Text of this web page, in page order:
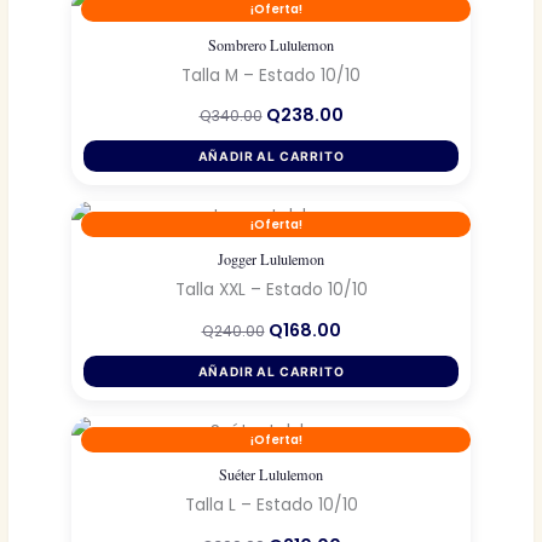
¡Oferta!
Sombrero Lululemon
Talla M – Estado 10/10
Q340.00 El
original
era:
Q238.00El
actual
es:
AÑADIR AL CARRITO
¡Oferta!
Jogger Lululemon
Talla XXL – Estado 10/10
Q240.00 El
original
era:
Q168.00El
actual
es:
AÑADIR AL CARRITO
¡Oferta!
Suéter Lululemon
Talla L – Estado 10/10